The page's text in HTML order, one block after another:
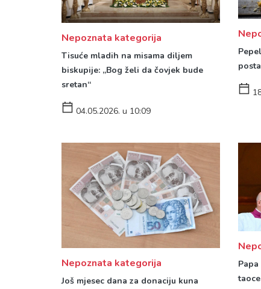
Nepoznata kategorija
Tisuće mladih na misama diljem
biskupije: „Bog želi da čovjek bude
sretan“
04.05.2026. u 10:09
Nepoznata kategorija
Još mjesec dana za donaciju kuna